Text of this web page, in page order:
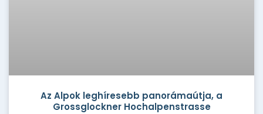
Az Alpok leghíresebb panorámaútja, a
Grossglockner Hochalpenstrasse